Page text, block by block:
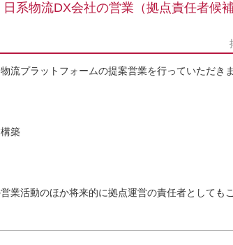
系物流DX会社の営業（拠点責任者候
流プラットフォームの提案営業を行っていただき
築
業活動のほか将来的に拠点運営の責任者としても